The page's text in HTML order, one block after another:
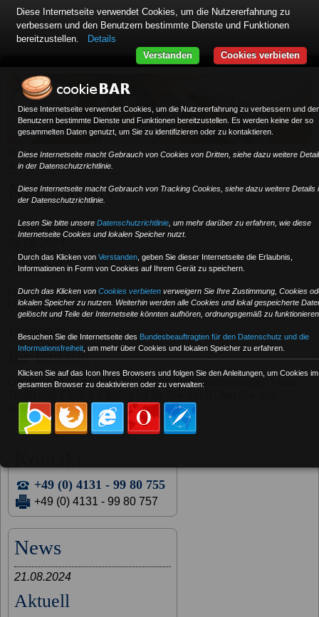
Home»News
Newsarchiv
1
Aktuell
Radio ZuSa - wir wünschen einen guten Start nach dem
Umzug an den neuen Standort in Lüneburg Volgershall
19.12.2023
Ihr Umzug
Ob Ihr Umzug oder Ihr sonstiges Transportvorhaben - das
einfach an.
+49 (0) 4131 - 99 80 755
+49 (0) 4131 - 99 80 757
News
21.08.2024
Aktuell
Diese Internetseite verwendet Cookies, um die Nutzererfahrung zu verbessern und
Benutzern bestimmte Dienste und Funktionen bereitzustellen. Es werden keine der so
gesammelten Daten genutzt, um Sie zu identifizieren oder zu kontaktieren.
Diese Internetseite macht Gebrauch von Cookies von Dritten, siehe dazu weitere
in der Datenschutzrichtlinie.
Diese Internetseite macht Gebrauch von Tracking Cookies, siehe dazu weitere Details
der Datenschutzrichtlinie.
Lesen Sie bitte unsere Datenschutzrichtlinie , um mehr darüber zu erfahren, wie diese
Internetseite Cookies und lokalen Speicher nutzt.
Durch das Klicken von Verstanden geben Sie dieser Internetseite die Erlaubnis,
Informationen in Form von Cookies auf Ihrem Gerät zu speichern.
Durch das Klicken von Cookies verbieten verweigern Sie Ihre Zustimmung, Cookies
lokalen Speicher zu nutzen. Weiterhin werden alle Cookies und lokal gespeicherte
gelöscht und Teile der Internetseite könnten aufhören, ordnungsgemäß zu
Besuchen Sie die Internetseite des Bundesbeauftragten für den Datenschutz und die
Informationsfreiheit , um mehr über Cookies und lokalen Speicher zu erfahren.
Klicken Sie auf das Icon Ihres Browsers und folgen Sie den Anleitungen, um Cookies im
gesamten Browser zu deaktivieren oder zu verwalten:
Diese Internetseite verwendet Cookies, um die Nutzererfahrung zu
verbessern und den Benutzern bestimmte Dienste und Funktionen
bereitzustellen.
Details
Cookies verbieten
Verstanden